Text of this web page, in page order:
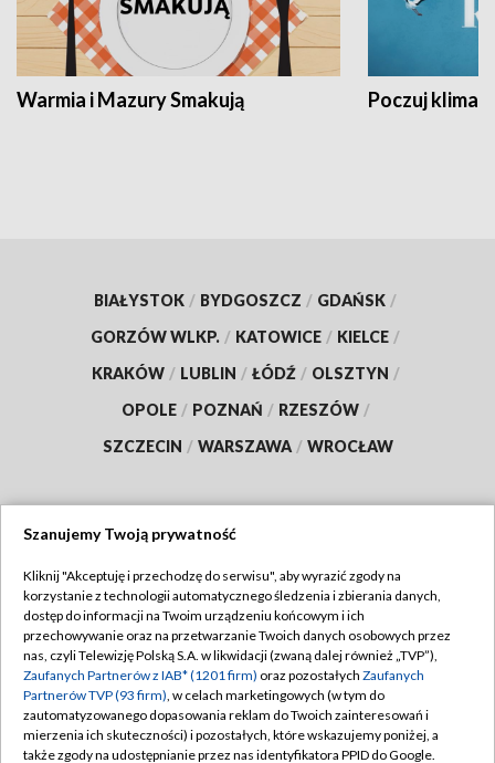
Warmia i Mazury Smakują Poczuj klimat
BIAŁYSTOK / BYDGOSZCZ / GDAŃSK /
GORZÓW WLKP. / KATOWICE / KIELCE /
KRAKÓW / LUBLIN / ŁÓDŹ / OLSZTYN /
OPOLE / POZNAŃ / RZESZÓW /
SZCZECIN / WARSZAWA / WROCŁAW
TVP
Abonament TVP
Emisja w TVP
Centrum informacji TVP
Naziemna Telewizja Cyfrowa
Regulamin TVP
Polityka prywatności
Moje zgody
Pomoc
Szanujemy Twoją prywatność
Kliknij "Akceptuję i przechodzę do serwisu", aby wyrazić zgody na
korzystanie z technologii automatycznego śledzenia i zbierania danych,
dostęp do informacji na Twoim urządzeniu końcowym i ich
przechowywanie oraz na przetwarzanie Twoich danych osobowych przez
nas, czyli Telewizję Polską S.A. w likwidacji (zwaną dalej również „TVP”),
Zaufanych Partnerów z IAB* (1201 firm) oraz pozostałych Zaufanych
Partnerów TVP (93 firm), w celach marketingowych (w tym do
zautomatyzowanego dopasowania reklam do Twoich zainteresowań i
mierzenia ich skuteczności) i pozostałych, które wskazujemy poniżej, a
także zgody na udostępnianie przez nas identyfikatora PPID do Google.